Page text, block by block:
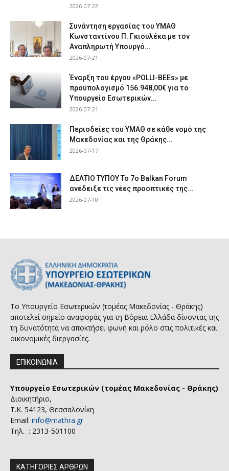
2026-07-22
Συνάντηση εργασίας του ΥΜΑΘ
Κωνσταντίνου Π. Γκιουλέκα με τον
Αναπληρωτή Υπουργό...
2026-07-21
Έναρξη του έργου «POLLI-BEEs» με
προϋπολογισμό 156.948,00€ για το
Υπουργείο Εσωτερικών...
2026-07-21
Περιοδείες του ΥΜΑΘ σε κάθε νομό της
Μακεδονίας και της Θράκης...
2026-07-17
ΔΕΛΤΙΟ ΤΥΠΟΥ Το 7ο Balkan Forum
ανέδειξε τις νέες προοπτικές της...
2026-07-10
Το Υπουργείο Εσωτερικών (τομέας Μακεδονίας - Θράκης)
αποτελεί σημείο αναφοράς για τη Βόρεια Ελλάδα δίνοντας της
τη δυνατότητα να αποκτήσει φωνή και ρόλο στις πολιτικές και
οικονομικές διεργασίες.
ΕΠΙΚΟΙΝΩΝΙΑ
Υπουργείο Εσωτερικών (τομέας Μακεδονίας - Θράκης)
Διοικητήριο,
Τ.Κ. 54123, Θεσσαλονίκη
Email: info@mathra.gr
Τηλ. : 2313-501100
ΚΑΤΗΓΟΡΙΕΣ ΑΡΘΡΩΝ